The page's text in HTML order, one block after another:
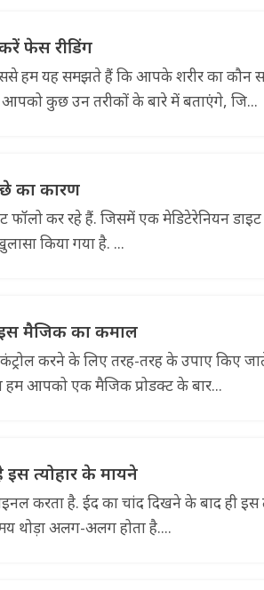
फेस रीडिंग
हम यह समझते हैं कि आपके शरीर का कौन
कुछ उन तरीकों के बारे में बताएंगे, जि...
का कारण
कर रहे हैं. जिसमें एक मेडिटेरेनियन डाइट
किया गया है. ...
इस मैजिक का कमाल
करने के लिए तरह-तरह के उपाए किए
हम आपको एक मैजिक प्रोडक्ट के बार...
त्योहार के मायने
करता है. ईद का चांद दिखने के बाद ही इस
थोड़ा अलग-अलग होता है....